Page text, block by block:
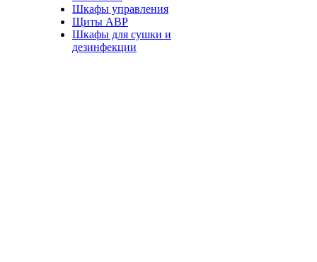
Шкафы управления
Щиты АВР
Шкафы для сушки и
дезинфекции